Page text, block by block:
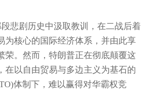
悲剧历史中汲取教训，在二战后着
为核心的国际经济体系，并由此享
荣。然而，特朗普正在彻底颠覆这
在以自由贸易与多边主义为基石的
体制下，难以赢得对华霸权竞